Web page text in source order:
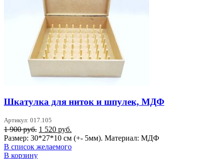
Шкатулка для ниток и шпулек, МДФ
Артикул: 017.105
1 900руб. Первоначальная
цена
составляла
1 520 руб.
цена:
1
Размер: 30*27*10 см (+- 5мм). Материал: МДФ
В список желаемого
В корзину